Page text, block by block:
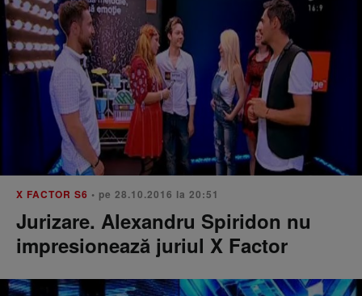
X FACTOR S6 • pe 28.10.2016 la 20:51
Jurizare. Alexandru Spiridon nu
impresionează juriul X Factor